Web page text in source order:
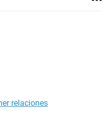
relaciones